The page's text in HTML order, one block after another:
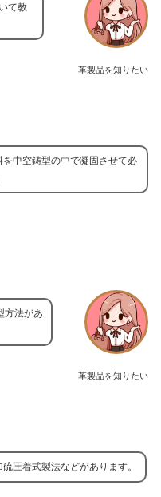
革製品を知りたい
て教
中空鋳型の中で凝固させて必
革製品を知りたい
方法があ
圧着式製法などがあります。